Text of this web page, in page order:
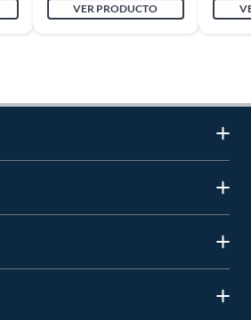
VER PRODUCTO